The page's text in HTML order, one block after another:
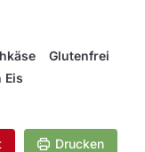
Glutenfrei
Eis
Drucken